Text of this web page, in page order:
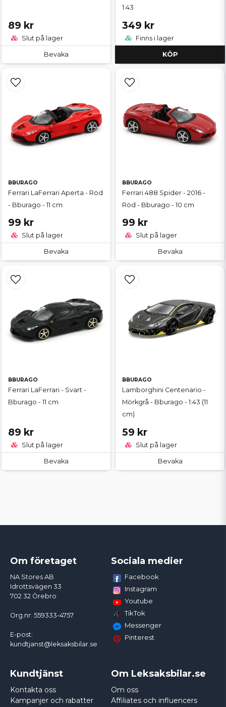
89 kr
Slut på lager
Bevaka
1:43
349 kr
Finns i lager
KÖP
BBURAGO
Ferrari LaFerrari Aperta - Röd
- Bburago - 11 cm
99 kr
Slut på lager
Bevaka
BBURAGO
Ferrari 488 Spider - 2016 -
Röd - Bburago - 10 cm
99 kr
Slut på lager
Bevaka
BBURAGO
Ferrari LaFerrari - Svart -
Bburago - 11 cm
89 kr
Slut på lager
Bevaka
BBURAGO
Lamborghini Centenario -
Mörkgrå - Bburago - 1:43 (11
cm)
59 kr
Slut på lager
Bevaka
Om företaget
NA Stores AB
Idrottsvägen 33
702 32 Örebro
Org.nr: 559333-4757
E-post:
kundtjanst@leksaksbilar.se
Sociala medier
Facebook
Instagram
Youtube
TikTok
Messenger
Pinterest
Kundtjänst
Kontakta oss
Kampanjer och rabatter
Om Leksaksbilar.se
Om oss
Affiliates och influencers